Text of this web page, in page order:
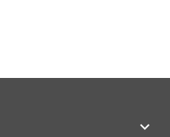
keyboard_arrow_down